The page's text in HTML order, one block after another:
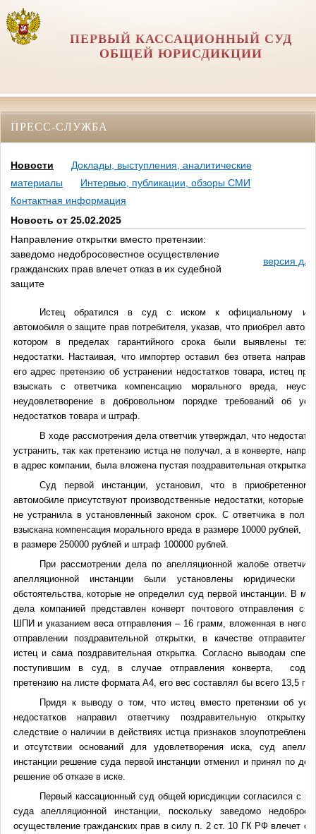
ПЕРВЫЙ КАССАЦИОННЫЙ СУД
ОБЩЕЙ ЮРИСДИКЦИИ
ПРЕСС-СЛУЖБА
Новости
Доклады, выступления, аналитические
материалы
Интервью, публикации, обзоры СМИ
Контактная информация
Новость от 25.02.2025
Направление открытки вместо претензии:
заведомо недобросовестное осуществление
гражданских прав влечет отказ в их судебной
защите
версия
Истец обратился в суд с иском к официальному
автомобиля о защите прав потребителя, указав, что приобрел
котором в пределах гарантийного срока были выявлены
недостатки. Настаивая, что импортер оставил без ответа
его адрес претензию об устранении недостатков товара, истец
взыскать с ответчика компенсацию морального вреда,
неудовлетворение в добровольном порядке требований об
недостатков товара и штраф.
В ходе рассмотрения дела ответчик утверждал, что
устранить, так как претензию истца не получал, а в конверте,
в адрес компании, была вложена пустая поздравительная открытка.
Суд первой инстанции, установил, что в приобретенном
автомобиле присутствуют производственные недостатки, которые
не устранила в установленный законом срок. С ответчика в
взыскана компенсация морального вреда в размере 10000 рублей,
в размере 250000 рублей и штраф 100000 рублей.
При рассмотрении дела по апелляционной жалобе
апелляционной инстанции были установлены юридически
обстоятельства, которые не определил суд первой инстанции. В
дела компанией представлен конверт почтового отправления с
ШПИ и указанием веса отправления – 16 грамм, вложенная в него
отправлении поздравительной открытки, в качестве отправителя
истец и сама поздравительная открытка. Согласно выводам
поступившим в суд, в случае отправления конверта,
претензию на листе формата А4, его вес составлял бы всего 13,5
Придя к выводу о том, что истец вместо претензии об
недостатков направил ответчику поздравительную
следствие о наличии в действиях истца признаков
и отсутствии оснований для удовлетворения иска, суд
инстанции решение суда первой инстанции отменил и принял по
решение об отказе в иске.
Первый кассационный суд общей юрисдикции согласился с
суда апелляционной инстанции, поскольку заведомо
осуществление гражданских прав в силу п. 2 ст. 10 ГК РФ влечет